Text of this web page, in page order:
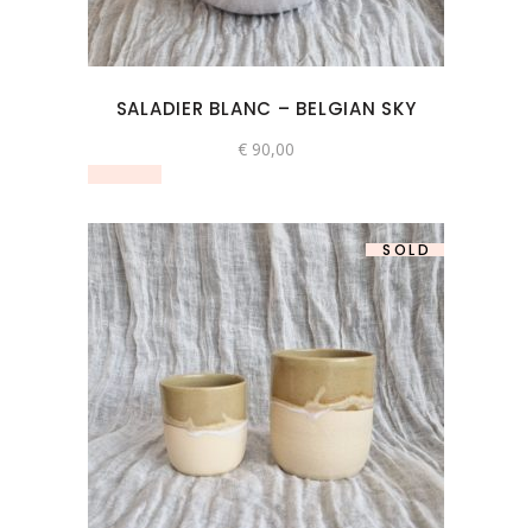
SALADIER BLANC – BELGIAN SKY
€ 90,00
SOLD